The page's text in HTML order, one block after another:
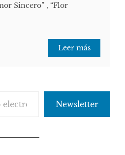
Sincero” , “Flor
Leer más
Newsletter